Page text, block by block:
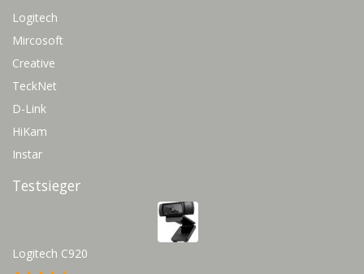
Logitech
Mircosoft
Creative
TeckNet
D-Link
HiKam
Instar
Testsieger
Logitech C920